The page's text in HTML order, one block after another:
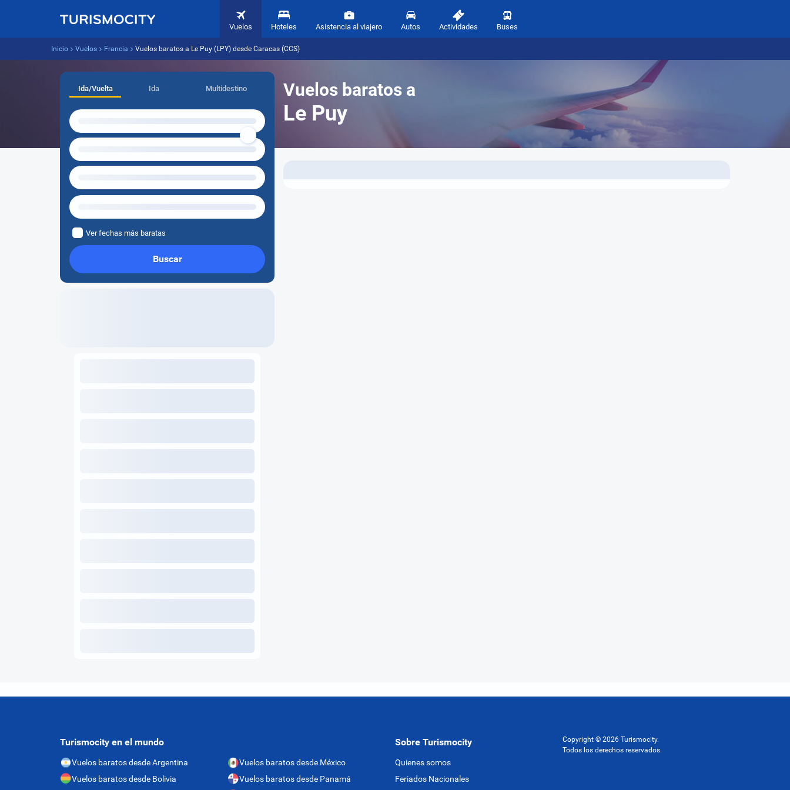
Vuelos Hoteles Asistencia al viajero Autos Actividades Buses
Inicio Vuelos Francia Vuelos baratos a Le Puy (LPY) desde Caracas (CCS)
Vuelos baratos a
Le Puy
Ida/Vuelta Ida Multidestino
Ver fechas más baratas
Buscar
Turismocity en el mundo
Vuelos baratos desde Argentina
Vuelos baratos desde Bolivia
Vuelos baratos desde México
Vuelos baratos desde Panamá
Sobre Turismocity
Quienes somos
Feriados Nacionales
Copyright © 2026 Turismocity.
Todos los derechos reservados.